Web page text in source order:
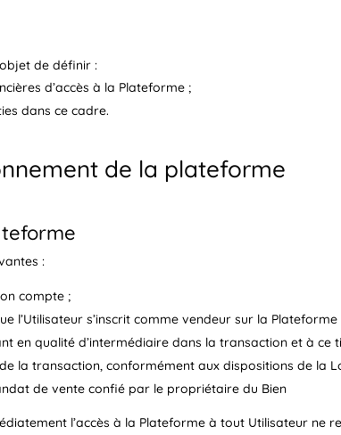
de définir :
d’accès à la Plateforme ;
dans ce cadre.
de la plateforme
:
compte ;
l’Utilisateur s’inscrit comme vendeur sur la Plateforme
en qualité d’intermédiaire dans la transaction et à
la transaction, conformément aux dispositions de la
de vente confié par le propriétaire du Bien
l’accès à la Plateforme à tout Utilisateur ne